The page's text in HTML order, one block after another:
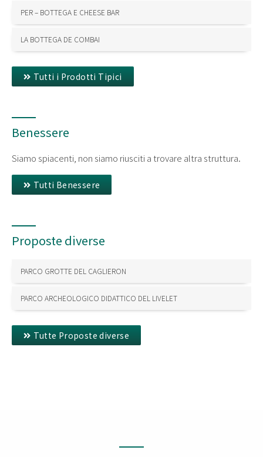
PER – BOTTEGA E CHEESE BAR
LA BOTTEGA DE COMBAI
Tutti i Prodotti Tipici
Benessere
Siamo spiacenti, non siamo riusciti a trovare altra struttura.
Tutti Benessere
Proposte diverse
PARCO GROTTE DEL CAGLIERON
PARCO ARCHEOLOGICO DIDATTICO DEL LIVELET
Tutte Proposte diverse